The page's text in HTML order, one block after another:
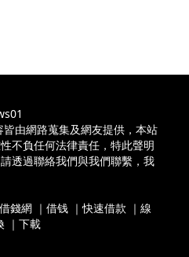
由網路蒐集及網友提供，本站
不負任何法律責任，特此聲明
透過聯絡我們與我們聯繫，我
借錢網 ｜ 借钱 ｜快速借款 ｜ 線
｜ 下載